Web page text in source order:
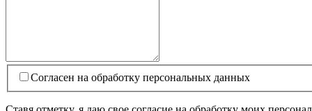
Согласен на обработку персональных данных